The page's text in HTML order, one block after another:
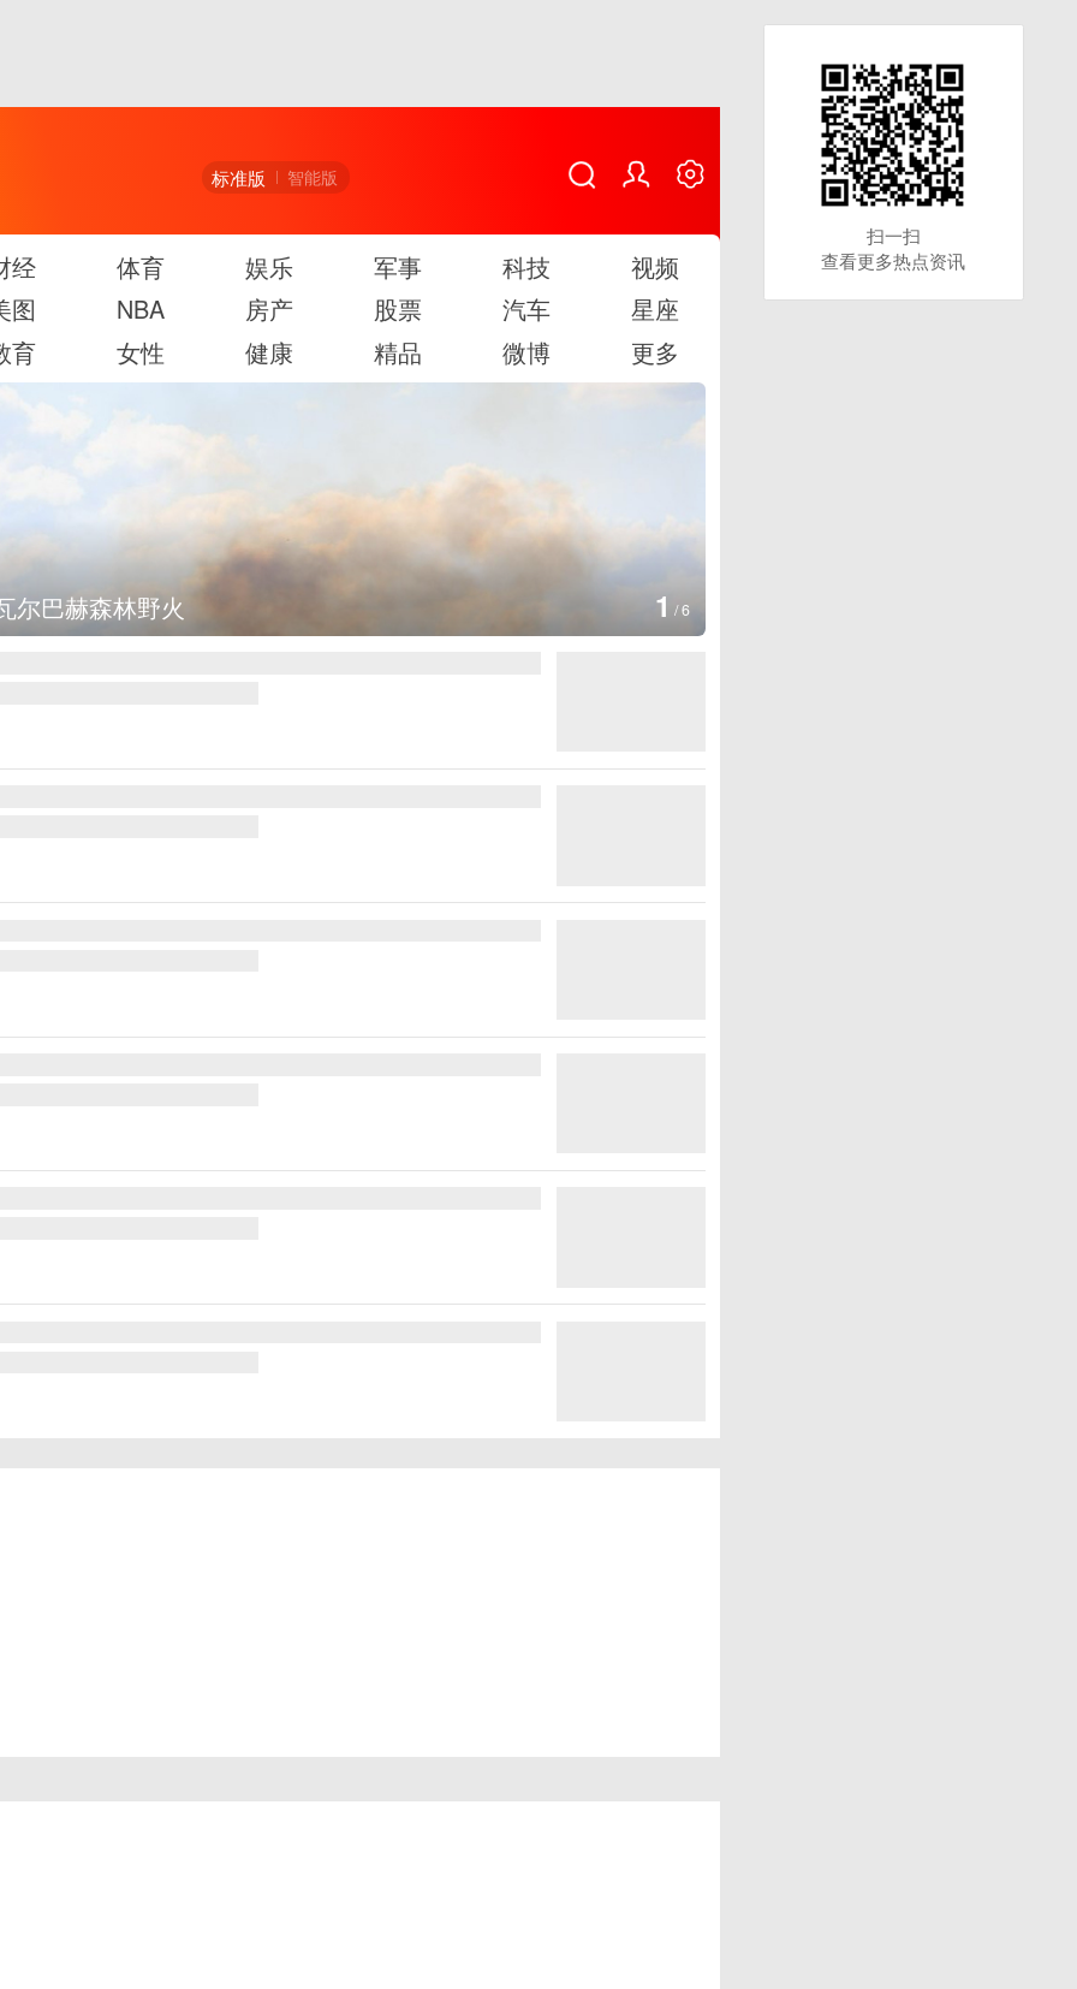
标准版 智能版
经 体育 娱乐 军事 科技
视频
图
NBA 房产 股票 汽车
星座
育
女性 健康 精品 微博 更多
尔巴赫森林野火 1 /6
扫一扫
查看更多热点资讯
扫一扫
查看更多热点资讯